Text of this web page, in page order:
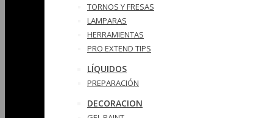
TORNOS Y FRESAS
LAMPARAS
HERRAMIENTAS
PRO EXTEND TIPS
LÍQUIDOS
PREPARACIÓN
DECORACION